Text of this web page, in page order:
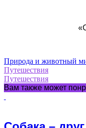
Природа и животный
Путешествия
Путешествия
Вам также может